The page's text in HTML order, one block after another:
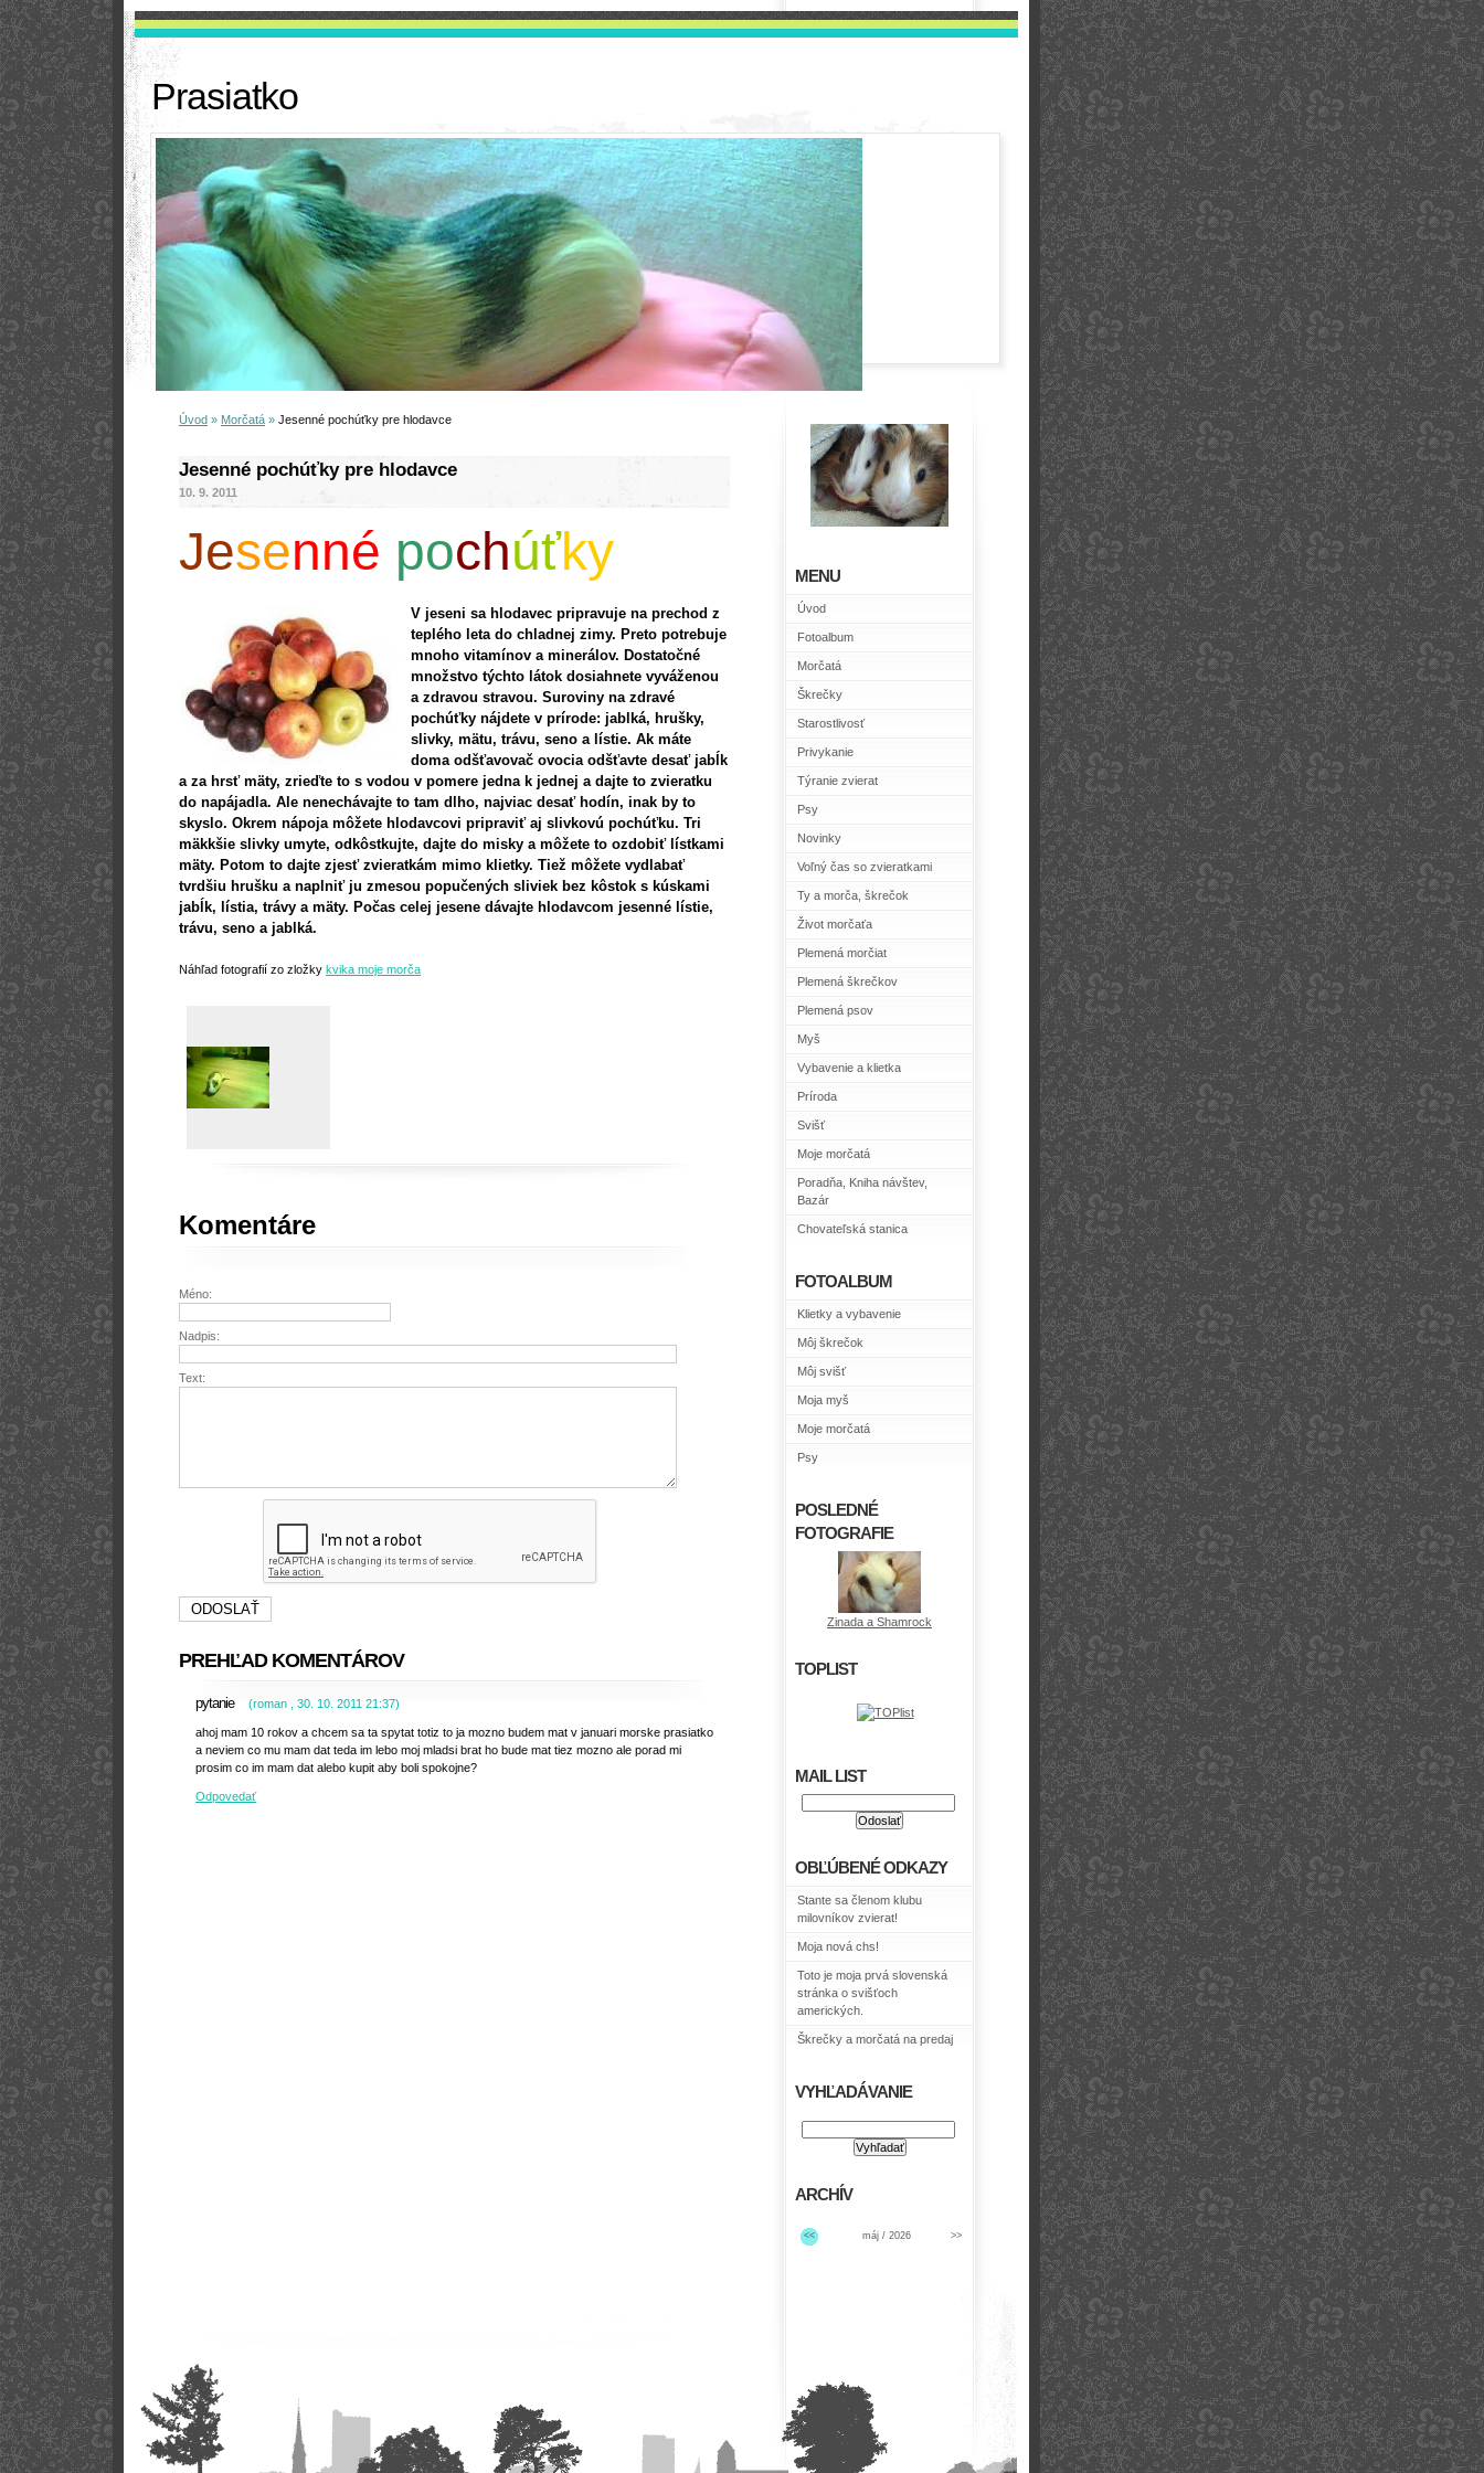
Prasiatko
Úvod » Morčatá » Jesenné pochúťky pre hlodavce
Jesenné pochúťky pre hlodavce
10. 9. 2011
Jesenné pochúťky
V jeseni sa hlodavec pripravuje na prechod z
teplého leta do chladnej zimy. Preto potrebuje
mnoho vitamínov a minerálov. Dostatočné
množstvo týchto látok dosiahnete vyváženou
a zdravou stravou. Suroviny na zdravé
pochúťky nájdete v prírode: jablká, hrušky,
slivky, mätu, trávu, seno a lístie. Ak máte
doma odšťavovač ovocia odšťavte desať jabĺk
a za hrsť mäty, zrieďte to s vodou v pomere jedna k jednej a dajte to zvieratku
do napájadla. Ale nenechávajte to tam dlho, najviac desať hodín, inak by to
skyslo. Okrem nápoja môžete hlodavcovi pripraviť aj slivkovú pochúťku. Tri
mäkkšie slivky umyte, odkôstkujte, dajte do misky a môžete to ozdobiť lístkami
mäty. Potom to dajte zjesť zvieratkám mimo klietky. Tiež môžete vydlabať
tvrdšiu hrušku a naplniť ju zmesou popučených sliviek bez kôstok s kúskami
jabĺk, lístia, trávy a mäty. Počas celej jesene dávajte hlodavcom jesenné lístie,
trávu, seno a jablká.
Náhľad fotografií zo zložky kvika moje morča
Komentáre
Méno:
Nadpis:
Text:
PREHĽAD KOMENTÁROV
pytanie (roman 30. 10. 2011 21:37)
ahoj mam 10 rokov a chcem sa ta spytat totiz to ja mozno budem mat v januari morske prasiatko
a neviem co mu mam dat teda im lebo moj mladsi brat ho bude mat tiez mozno ale porad mi
prosim co im mam dat alebo kupit aby boli spokojne?
Odpovedať
MENU
Úvod
Fotoalbum
Morčatá
Škrečky
Starostlivosť
Privykanie
Týranie zvierat
Psy
Novinky
Voľný čas so zvieratkami
Ty a morča, škrečok
Život morčaťa
Plemená morčiat
Plemená škrečkov
Plemená psov
Myš
Vybavenie a klietka
Príroda
Svišť
Moje morčatá
Poradňa, Kniha návštev,
Bazár
Chovateľská stanica
FOTOALBUM
Klietky a vybavenie
Môj škrečok
Môj svišť
Moja myš
Moje morčatá
Psy
POSLEDNÉ
FOTOGRAFIE
Zinada a Shamrock
TOPLIST
MAIL LIST
OBĽÚBENÉ ODKAZY
Stante sa členom klubu
milovníkov zvierat!
Moja nová chs!
Toto je moja prvá slovenská
stránka o svišťoch
amerických.
Škrečky a morčatá na predaj
VYHĽADÁVANIE
ARCHÍV
<< máj / 2026 >>